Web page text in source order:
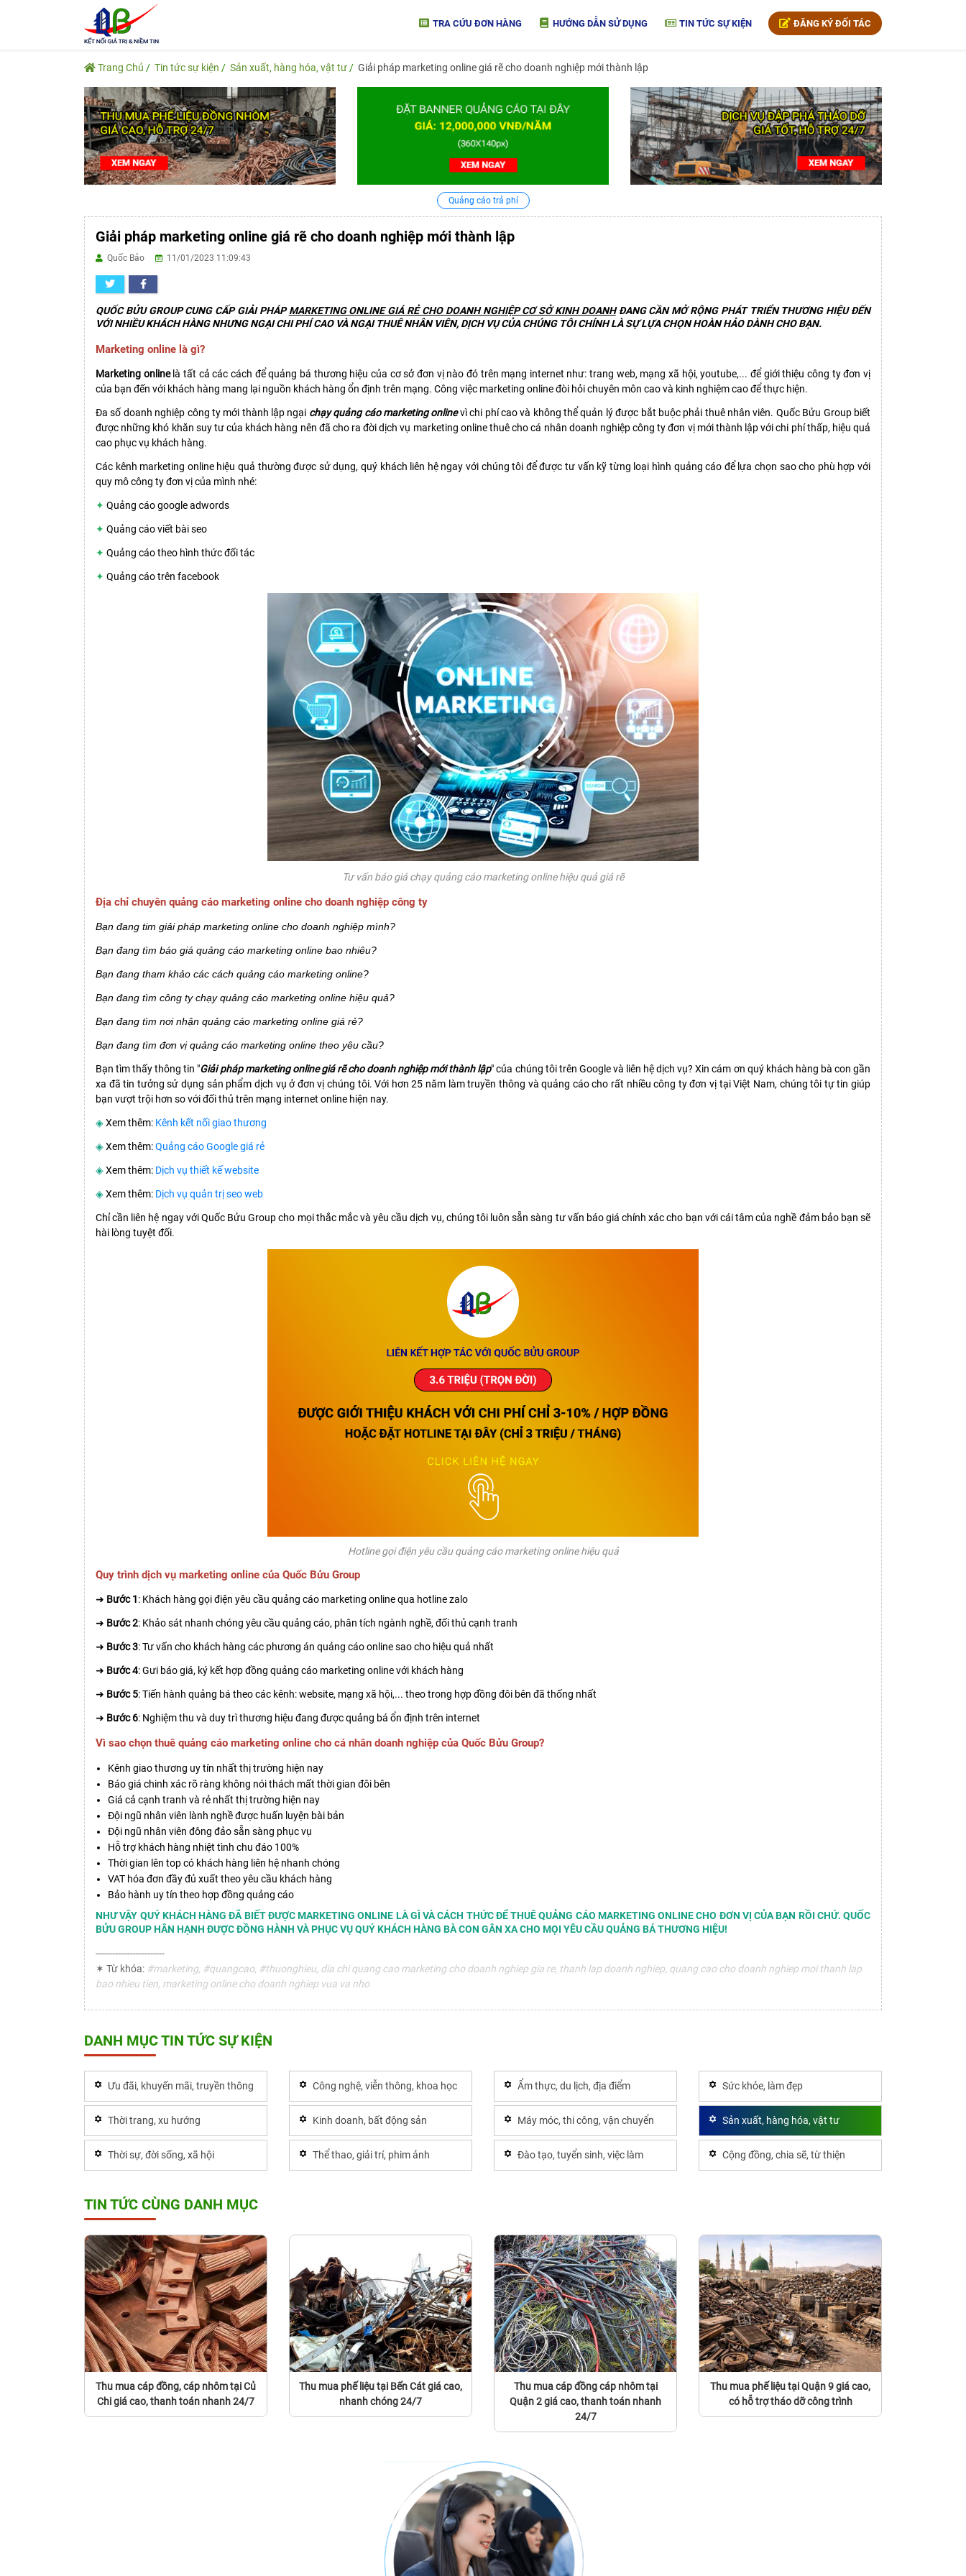
TRA CỨU ĐƠN HÀNG HƯỚNG DẪN SỬ DỤNG TIN TỨC SỰ KIỆN ĐĂNG KÝ ĐỐI TÁC
Trang Chủ Tin tức sự kiện Sản xuất, hàng hóa, vật tư Giải pháp marketing online giá rẽ cho doanh nghiệp mới thành lập
Quảng cáo trả phí
Giải pháp marketing online giá rẽ cho doanh nghiệp mới thành lập
Quốc Bảo 11/01/2023 11:09:43
QUỐC BỬU GROUP CUNG CẤP GIẢI PHÁPMARKETING ONLINE GIÁ RẺ CHO DOANH NGHIỆP CƠ SỞ KINH DOANHĐANG CẦN MỞ RỘNG PHÁT TRIỂN THƯƠNG HIỆU ĐẾN
VỚI NHIỀU KHÁCH HÀNG NHƯNG NGẠI CHI PHÍ CAO VÀ NGẠI THUÊ NHÂN VIÊN, DỊCH VỤ CỦA CHÚNG TÔI CHÍNH LÀ SỰ LỰA CHỌN HOÀN HẢO DÀNH CHO BẠN.
Marketing online là gì?
Marketing onlinelà tất cả các cách để quảng bá thương hiệu của cơ sở đơn vị nào đó trên mạng internet như: trang web, mạng xã hội, youtube,... để giới thiệu công ty đơn vị
của bạn đến với khách hàng mang lại nguồn khách hàng ổn định trên mạng. Công việc marketing online đòi hỏi chuyên môn cao và kinh nghiệm cao để thực hiện.
Đa số doanh nghiệp công ty mới thành lập ngại chạy quảng cáo marketing onlinevì chi phí cao và không thể quản lý được bắt buộc phải thuê nhân viên. Quốc Bửu Group biết
được những khó khăn suy tư của khách hàng nên đã cho ra đời dịch vụ marketing online thuê cho cá nhân doanh nghiệp công ty đơn vị mới thành lập với chi phí thấp, hiệu quả
cao phục vụ khách hàng.
Các kênh marketing online hiệu quả thường được sử dụng, quý khách liên hệ ngay với chúng tôi để được tư vấn kỹ từng loại hình quảng cáo để lựa chọn sao cho phù hợp với
quy mô công ty đơn vị của mình nhé:
✦ Quảng cáo google adwords
✦ Quảng cáo viết bài seo
✦ Quảng cáo theo hình thức đối tác
✦ Quảng cáo trên facebook
Tư vấn báo giá chạy quảng cáo marketing online hiệu quả giá rẽ
Địa chỉ chuyên quảng cáo marketing online cho doanh nghiệp công ty
Bạn đang tim giải pháp marketing online cho doanh nghiệp mình?
Bạn đang tìm báo giá quảng cáo marketing online bao nhiêu?
Bạn đang tham khảo các cách quảng cáo marketing online?
Bạn đang tìm công ty chạy quảng cáo marketing online hiệu quả?
Bạn đang tìm nơi nhận quảng cáo marketing online giá rẻ?
Bạn đang tìm đơn vị quảng cáo marketing online theo yêu cầu?
Bạn tìm thấy thông tin "Giải pháp marketing online giá rẽ cho doanh nghiệp mới thành lập" của chúng tôi trên Google và liên hệ dịch vụ? Xin cám ơn quý khách hàng bà con gần
xa đã tin tưởng sử dụng sản phẩm dịch vụ ở đơn vị chúng tôi. Với hơn 25 năm làm truyền thông và quảng cáo cho rất nhiều công ty đơn vị tại Việt Nam, chúng tôi tự tin giúp
bạn vượt trội hơn so với đối thủ trên mạng internet online hiện nay.
◈Xem thêm: Kênh kết nối giao thương
◈Xem thêm:Quảng cáo Google giá rẻ
◈Xem thêm: Dịch vụ thiết kế website
◈Xem thêm: Dịch vụ quản trị seo web
Chỉ cần liên hệ ngay với Quốc Bửu Group cho mọi thắc mắc và yêu cầu dịch vụ, chúng tôi luôn sẵn sàng tư vấn báo giá chính xác cho bạn với cái tâm của nghề đảm bảo bạn sẽ
hài lòng tuyệt đối.
Hotline gọi điện yêu cầu quảng cáo marketing online hiệu quả
Quy trình dịch vụ marketing online của Quốc Bửu Group
➜ Bước 1: Khách hàng gọi điện yêu cầu quảng cáo marketing online qua hotline zalo
➜ Bước 2: Khảo sát nhanh chóng yêu cầu quảng cáo, phân tích ngành nghề, đối thủ cạnh tranh
➜ Bước 3: Tư vấn cho khách hàng các phương án quảng cáo online sao cho hiệu quả nhất
➜ Bước 4: Gưi báo giá, ký kết hợp đồng quảng cáo marketing online với khách hàng
➜ Bước 5: Tiến hành quảng bá theo các kênh: website, mạng xã hội,... theo trong hợp đồng đôi bên đã thống nhất
➜ Bước 6: Nghiệm thu và duy trì thương hiệu đang được quảng bá ổn định trên internet
Vì sao chọn thuê quảng cáo marketing online cho cá nhân doanh nghiệp của Quốc Bửu Group?
Kênh giao thương uy tín nhất thị trường hiện nay
Báo giá chinh xác rõ ràng không nói thách mất thời gian đôi bên
Giá cả cạnh tranh và rẻ nhất thị trường hiện nay
Đội ngũ nhân viên lành nghề được huấn luyện bài bản
Đội ngũ nhân viên đông đảo sẵn sàng phục vụ
Hỗ trợ khách hàng nhiệt tình chu đáo 100%
Thời gian lên top có khách hàng liên hệ nhanh chóng
VAT hóa đơn đầy đủ xuất theo yêu cầu khách hàng
Bảo hành uy tín theo hợp đồng quảng cáo
NHƯ VẬY QUÝ KHÁCH HÀNG ĐÃ BIẾT ĐƯỢC MARKETING ONLINE LÀ GÌ VÀ CÁCH THỨC ĐỂ THUÊ QUẢNG CÁO MARKETING ONLINE CHO ĐƠN VỊ CỦA BẠN RỒI CHỨ. QUỐC
BỬU GROUP HÂN HẠNH ĐƯỢC ĐỒNG HÀNH VÀ PHỤC VỤ QUÝ KHÁCH HÀNG BÀ CON GÂN XA CHO MỌI YÊU CẦU QUẢNG BÁ THƯƠNG HIỆU!
------------------------
✶ Từ khóa: #marketing, #quangcao, #thuonghieu, dia chi quang cao marketing cho doanh nghiep gia re, thanh lap doanh nghiep, quang cao cho doanh nghiep moi thanh lap
bao nhieu tien, marketing online cho doanh nghiep vua va nho
DANH MỤC TIN TỨC SỰ KIỆN
Ưu đãi, khuyến mãi, truyền thông Công nghệ, viễn thông, khoa học Ẩm thực, du lịch, địa điểm Sức khỏe, làm đẹp
Thời trang, xu hướng Kinh doanh, bất động sản Máy móc, thi công, vận chuyển Sản xuất, hàng hóa, vật tư
Thời sự, đời sống, xã hội Thể thao, giải trí, phim ảnh Đào tạo, tuyển sinh, việc làm Cộng đồng, chia sẽ, từ thiện
TIN TỨC CÙNG DANH MỤC
Thu mua cáp đồng, cáp nhôm tại Củ
Chi giá cao, thanh toán nhanh 24/7
Thu mua phế liệu tại Bến Cát giá cao,
nhanh chóng 24/7
Thu mua cáp đồng cáp nhôm tại
Quận 2 giá cao, thanh toán nhanh
24/7
Thu mua phế liệu tại Quận 9 giá cao,
có hỗ trợ tháo dỡ công trình